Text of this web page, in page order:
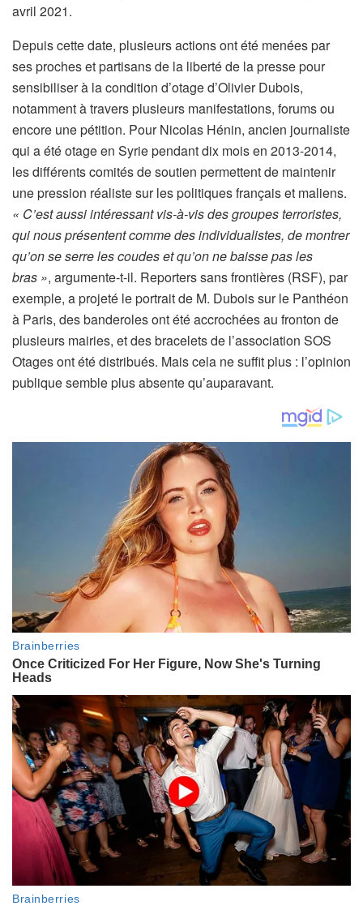
avril 2021.
Depuis cette date, plusieurs actions ont été menées par
ses proches et partisans de la liberté de la presse pour
sensibiliser à la condition d’otage d’Olivier Dubois,
notamment à travers plusieurs manifestations, forums ou
encore une pétition. Pour Nicolas Hénin, ancien journaliste
qui a été otage en Syrie pendant dix mois en 2013-2014,
les différents comités de soutien permettent de maintenir
une pression réaliste sur les politiques français et maliens.
« C’est aussi intéressant vis-à-vis des groupes terroristes,
qui nous présentent comme des individualistes, de montrer
qu’on se serre les coudes et qu’on ne baisse pas les
bras », argumente-t-il. Reporters sans frontières (RSF), par
exemple, a projeté le portrait de M. Dubois sur le Panthéon
à Paris, des banderoles ont été accrochées au fronton de
plusieurs mairies, et des bracelets de l’association SOS
Otages ont été distribués. Mais cela ne suffit plus : l’opinion
publique semble plus absente qu’auparavant.